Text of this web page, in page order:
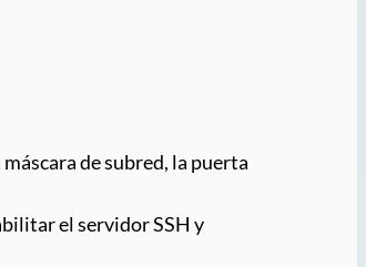
de subred, la puerta
el servidor SSH y